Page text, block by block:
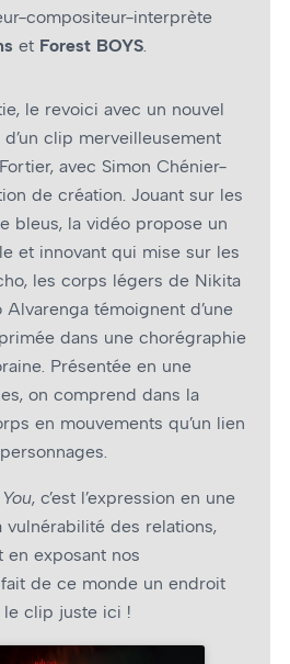
compositeur-interprète
et Forest BOYS
le revoici avec un nouvel
clip merveilleusement
avec Simon Chénier-
de création. Jouant sur les
bleus, la vidéo propose un
et innovant qui mise sur les
les corps légers de Nikita
témoignent d’une
dans une chorégraphie
Présentée en une
on comprend dans la
en mouvements qu’un lien
, c’est l’expression en une
des relations,
en exposant nos
de ce monde un endroit
le clip juste ici !